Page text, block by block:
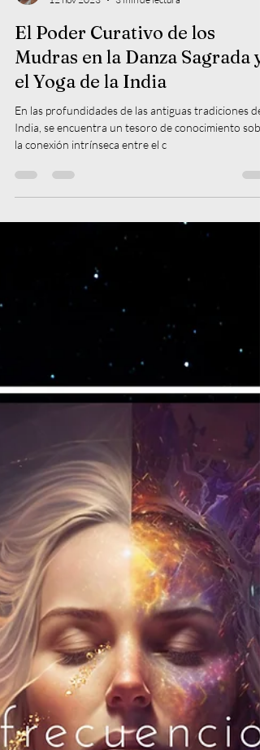
12 nov 2023
3 min de lectura
El Poder Curativo de los
Mudras en la Danza Sagrada y
el Yoga de la India
En las profundidades de las antiguas tradiciones de
la conexión intrínseca entre el c